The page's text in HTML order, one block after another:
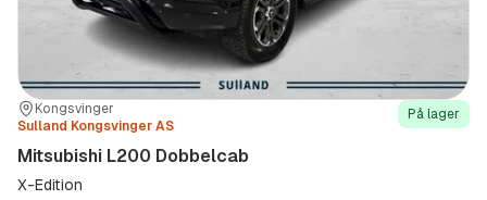
Sted:Kongsvinger
Forhandler:
Sulland Kongsvinger AS
På lager
Mitsubishi L200 Dobbelcab
X-Edition